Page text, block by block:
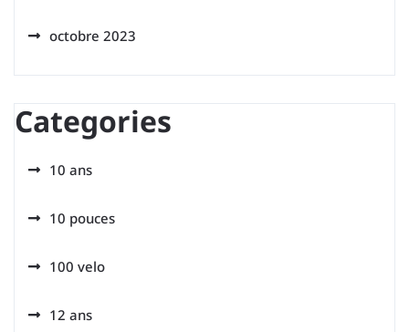
octobre 2023
Categories
10 ans
10 pouces
100 velo
12 ans